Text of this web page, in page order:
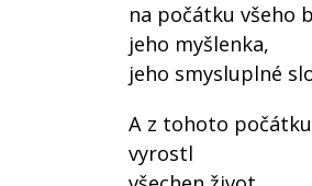
na počátku všeho
jeho myšlenka,
jeho smysluplné
A z tohoto počátku
vyrostl